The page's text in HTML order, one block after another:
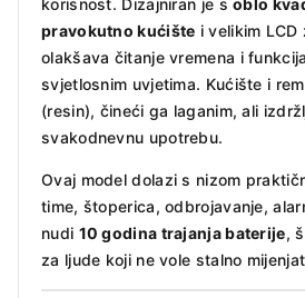
korisnost. Dizajniran je soblo
pravokutno kućište i velikim LCD
olakšava čitanje vremena i
svjetlosnim uvjetima. Kućište i
(resin), čineći ga laganim, ali
svakodnevnu upotrebu.
Ovaj model dolazi s nizom
time, štoperica, odbrojavanje,
nudi 10 godina trajanja baterije,
za ljude koji ne vole stalno